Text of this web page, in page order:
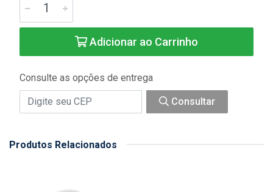
Adicionar ao Carrinho
Consulte as opções de entrega
Consultar
Produtos Relacionados